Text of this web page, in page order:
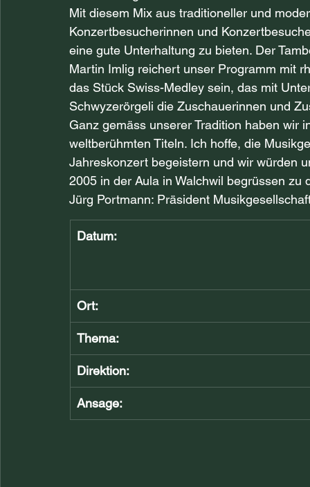
Mit diesem Mix aus traditioneller und
Konzertbesucherinnen und
eine gute Unterhaltung zu bieten. Der
Martin Imlig reichert unser Programm mit
das Stück Swiss-Medley sein, das mit
Schwyzerörgeli die Zuschauerinnen und
Ganz gemäss unserer Tradition haben wir
weltberühmten Titeln. Ich hoffe, die
Jahreskonzert begeistern und wir würden
2005 in der Aula in Walchwil begrüssen zu
Jürg Portmann: Präsident
Datum:
Ort:
Thema:
Direktion:
Ansage: